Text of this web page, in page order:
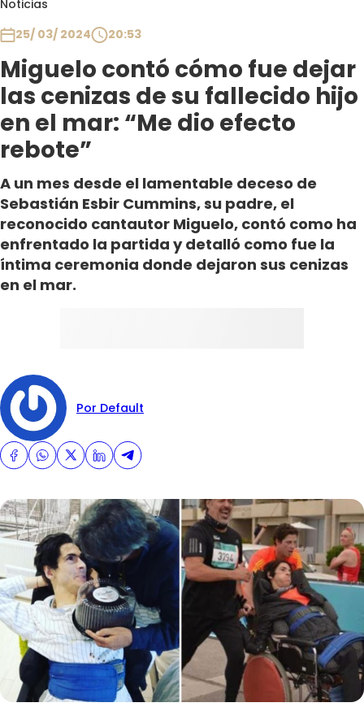
Noticias
25/ 03/ 2024
20:53
Miguelo contó cómo fue dejar
las cenizas de su fallecido hijo
en el mar: “Me dio efecto
rebote”
A un mes desde el lamentable deceso de
Sebastián Esbir Cummins, su padre, el
reconocido cantautor Miguelo, contó como ha
enfrentado la partida y detalló como fue la
íntima ceremonia donde dejaron sus cenizas
en el mar.
Por Default
Club De La Comedia
Contigo en Directo
Plan Perfecto
El Tiempo
Sabingo
Todos Los Programas